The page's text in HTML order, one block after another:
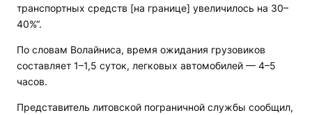
транспортных средств [на границе] увеличилось на 30–
40%“.
По словам Волайниса, время ожидания грузовиков
составляет 1–1,5 суток, легковых автомобилей — 4–5
часов.
Представитель литовской пограничной службы сообщил,